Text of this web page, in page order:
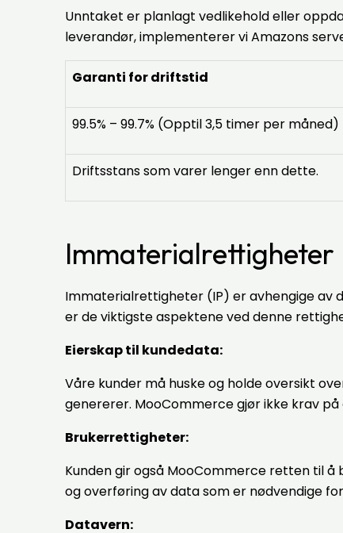
Unntaket er planlagt vedlikehold eller
leverandør, implementerer vi Amazons
Garanti for driftstid
99.5% – 99.7% (Opptil 3,5 timer per måned)
Driftsstans som varer lenger enn dette.
Immaterialrettigheter
Immaterialrettigheter (IP) er avhengige av
er de viktigste aspektene ved denne
Eierskap til kundedata:
Våre kunder må huske og holde oversikt
genererer. MooCommerce gjør ikke krav
Brukerrettigheter:
Kunden gir også MooCommerce retten til
og overføring av data som er nødvendige
Datavern: